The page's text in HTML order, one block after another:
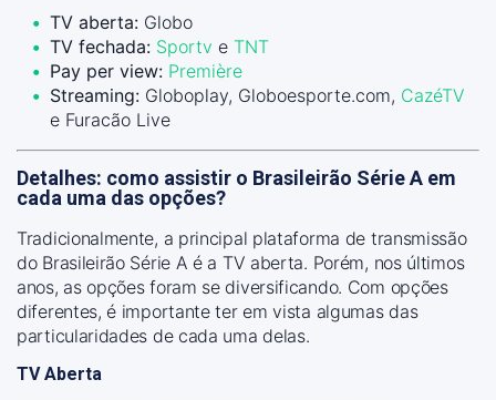
TV aberta: Globo
TV fechada: Sportv e TNT
Pay per view: Première
Streaming: Globoplay, Globoesporte.com, CazéTV
e Furacão Live
Detalhes: como assistir o Brasileirão Série A em
cada uma das opções?
Tradicionalmente, a principal plataforma de transmissão
do Brasileirão Série A é a TV aberta. Porém, nos últimos
anos, as opções foram se diversificando. Com opções
diferentes, é importante ter em vista algumas das
particularidades de cada uma delas.
TV Aberta